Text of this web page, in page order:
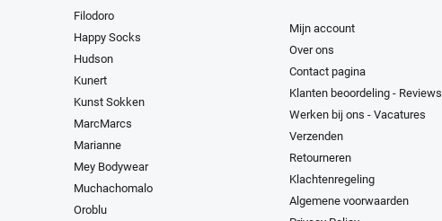
Filodoro
Happy Socks
Hudson
Kunert
Kunst Sokken
MarcMarcs
Marianne
Mey Bodywear
Muchachomalo
Oroblu
Mijn account
Over ons
Contact pagina
Klanten beoordeling - Reviews
Werken bij ons - Vacatures
Verzenden
Retourneren
Klachtenregeling
Algemene voorwaarden